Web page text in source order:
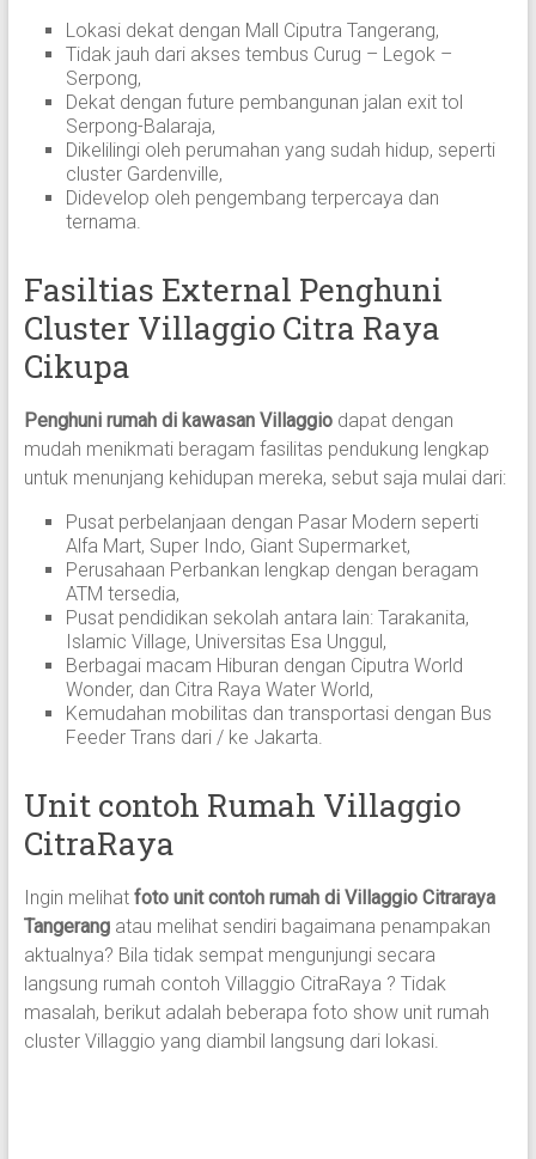
Lokasi dekat dengan Mall Ciputra Tangerang,
Tidak jauh dari akses tembus Curug – Legok –
Serpong,
Dekat dengan future pembangunan jalan exit tol
Serpong-Balaraja,
Dikelilingi oleh perumahan yang sudah hidup, seperti
cluster Gardenville,
Didevelop oleh pengembang terpercaya dan
ternama.
Fasiltias External Penghuni
Cluster Villaggio Citra Raya
Cikupa
Penghuni rumah di kawasan Villaggiodapat dengan
mudah menikmati beragam fasilitas pendukung lengkap
untuk menunjang kehidupan mereka, sebut saja mulai dari:
Pusat perbelanjaan dengan Pasar Modern seperti
Alfa Mart, Super Indo, Giant Supermarket,
Perusahaan Perbankan lengkap dengan beragam
ATM tersedia,
Pusat pendidikan sekolah antara lain: Tarakanita,
Islamic Village, Universitas Esa Unggul,
Berbagai macam Hiburan dengan Ciputra World
Wonder, dan Citra Raya Water World,
Kemudahan mobilitas dan transportasi dengan Bus
Feeder Trans dari / ke Jakarta.
Unit contoh Rumah Villaggio
CitraRaya
Ingin melihat foto unit contoh rumah di Villaggio Citraraya
Tangerangatau melihat sendiri bagaimana penampakan
aktualnya? Bila tidak sempat mengunjungi secara
langsung rumah contoh Villaggio CitraRaya ? Tidak
masalah, berikut adalah beberapa foto show unit rumah
cluster Villaggio yang diambil langsung dari lokasi.